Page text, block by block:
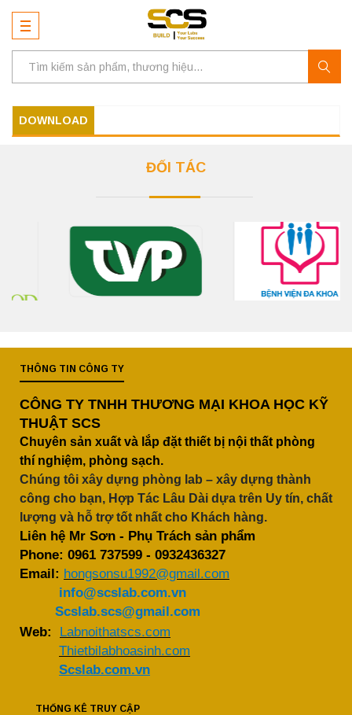
DOWNLOAD
ĐỐI TÁC
THÔNG TIN CÔNG TY
CÔNG TY TNHH THƯƠNG MẠI KHOA HỌC KỸ
THUẬT SCS
Chuyên sản xuất và lắp đặt thiết bị nội thất phòng
thí nghiệm, phòng sạch.
Chúng tôi xây dựng phòng lab – xây dựng thành
công cho bạn, Hợp Tác Lâu Dài dựa trên Uy tín, chất
lượng và hỗ trợ tốt nhất cho Khách hàng.
Liên hệ Mr Sơn - Phụ Trách sản phẩm
Phone: 0961 737599 - 0932436327
Email: hongsonsu1992@gmail.com
info@scslab.com.vn
Scslab.scs@gmail.com
Web: Labnoithatscs.com
Thietbilabhoasinh.com
Scslab.com.vn
THỐNG KÊ TRUY CẬP